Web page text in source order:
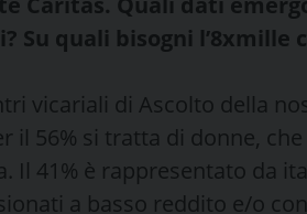
Su quali bisogni
vicariali di Ascolto della
il 56% si tratta di donne,
Il 41% è rappresentato da
a basso reddito e/o